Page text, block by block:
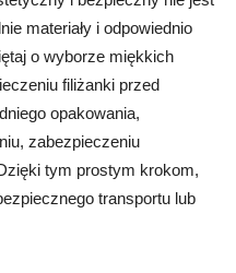
materiały i odpowiednio
o wyborze miękkich
filiżanki przed
opakowania,
zabezpieczeniu
tym prostym krokom,
transportu lub